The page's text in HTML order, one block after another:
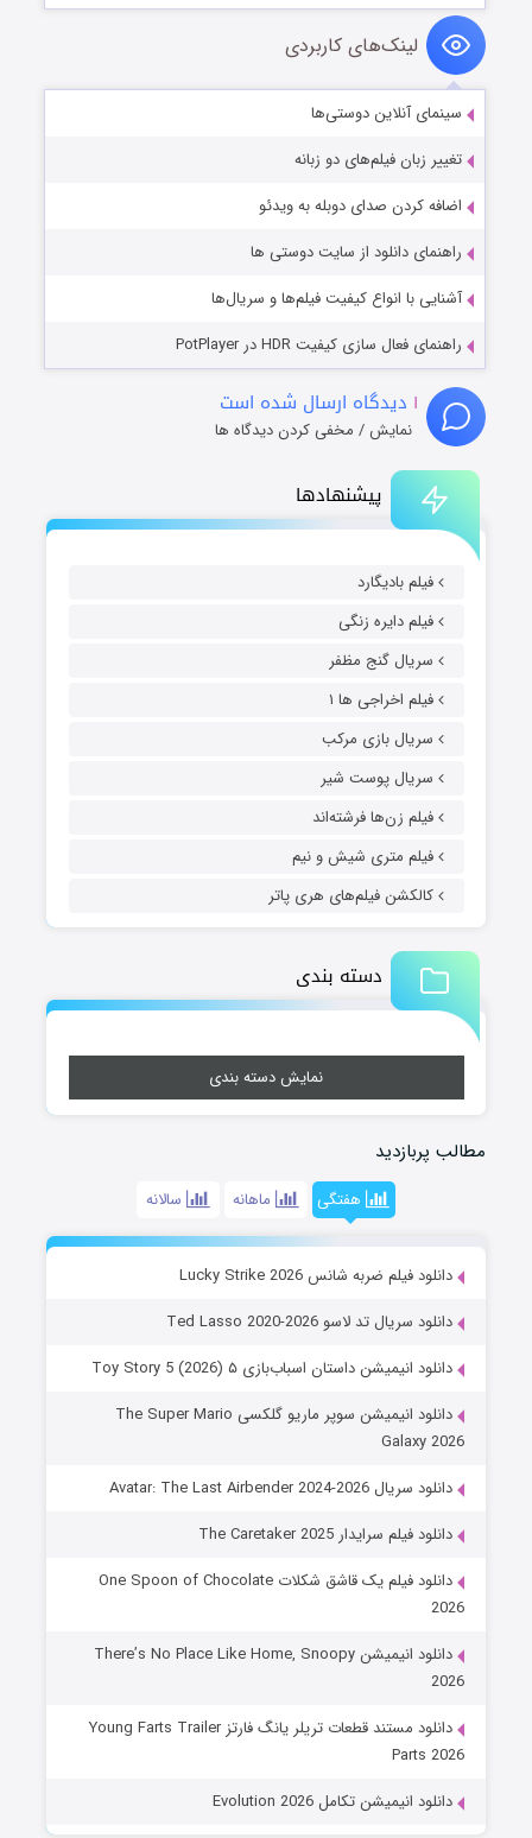
پیشنهادها
فیلم بادیگارد
فیلم دایره زنگی
سریال گنج مظفر
فیلم اخراجی ها ۱
سریال بازی مرکب
سریال پوست شیر
فیلم زن‌ها فرشته‌اند
فیلم متری شیش و نیم
کالکشن فیلم‌های هری پاتر
دسته بندی
نمایش دسته بندی
مطالب پربازدید
هفتگی ماهانه سالانه
دانلود فیلم ضربه شانس Lucky Strike 2026
دانلود سریال تد لاسو Ted Lasso 2020-2026
دانلود انیمیشن داستان اسباب‌بازی ۵ Toy Story 5 (2026)
دانلود انیمیشن سوپر ماریو گلکسی The Super Mario
Galaxy 2026
دانلود سریال Avatar: The Last Airbender 2024-2026
دانلود فیلم سرایدار The Caretaker 2025
دانلود فیلم یک قاشق شکلات One Spoon of Chocolate
2026
دانلود انیمیشن There’s No Place Like Home, Snoopy
2026
دانلود مستند قطعات تریلر یانگ فارتز Young Farts Trailer
Parts 2026
دانلود انیمیشن تکامل Evolution 2026
لینک‌های کاربردی
سینمای آنلاین دوستی‌ها
تغییر زبان فیلم‌های دو زبانه
اضافه کردن صدای دوبله به ویدئو
راهنمای دانلود از سایت دوستی ها
آشنایی با انواع کیفیت فیلم‌ها و سریال‌ها
راهنمای فعال سازی کیفیت HDR در PotPlayer
۱ دیدگاه ارسال شده است
نمایش / مخفی کردن دیدگاه ها